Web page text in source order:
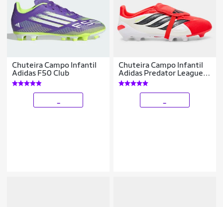
Chuteira Campo Infantil
Adidas F50 Club
Chuteira Campo Infantil
Adidas Predator League
Língua Dobrável